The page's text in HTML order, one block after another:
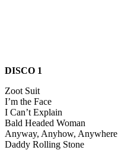
DISCO 1
Zoot Suit
I’m the Face
I Can’t Explain
Bald Headed Woman
Anyway, Anyhow, Anywhere
Daddy Rolling Stone